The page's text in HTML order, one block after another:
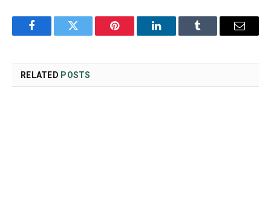
FacebookTwitter Pinterest LinkedInTumblr Email
RELATED POSTS